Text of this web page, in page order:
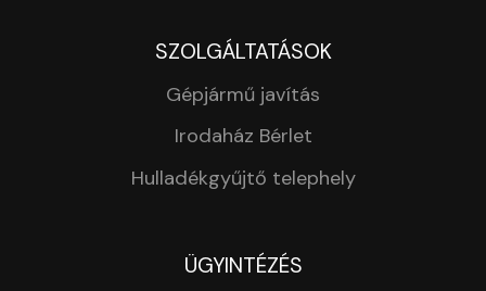
SZOLGÁLTATÁSOK
Gépjármű javítás
Irodaház Bérlet
Hulladékgyűjtő telephely
ÜGYINTÉZÉS